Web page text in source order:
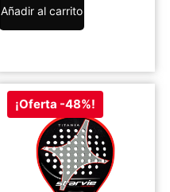
Añadir al carrito
¡Oferta -48%!